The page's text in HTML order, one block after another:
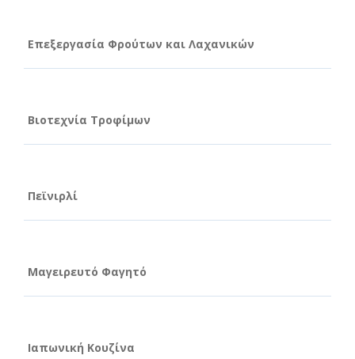
Επεξεργασία Φρούτων και Λαχανικών
Βιοτεχνία Τροφίμων
Πεϊνιρλί
Μαγειρευτό Φαγητό
Ιαπωνική Κουζίνα